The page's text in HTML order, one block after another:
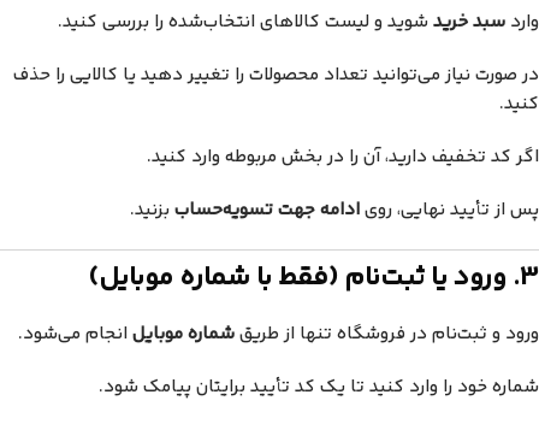
وارد سبد خریدشوید و لیست کالاهای انتخاب‌شده را بررسی کنید.
در صورت نیاز می‌توانید تعداد محصولات را تغییر دهید یا کالایی را حذف
کنید.
اگر کد تخفیف دارید، آن را در بخش مربوطه وارد کنید.
پس از تأیید نهایی، رویادامه جهت تسویه‌حساببزنید.
3. ورود یا ثبت‌نام (فقط با شماره موبایل)
ورود و ثبت‌نام در فروشگاه تنها از طریقشماره موبایلانجام می‌شود.
شماره خود را وارد کنید تا یک کد تأیید برایتان پیامک شود.